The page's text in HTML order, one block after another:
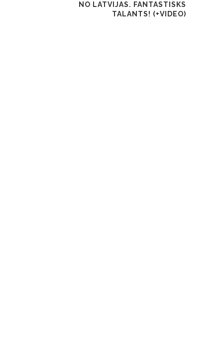
NO LATVIJAS. FANTASTISKS
TALANTS! (+VIDEO)